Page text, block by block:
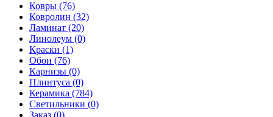
Ковры (76)
Ковролин (32)
Ламинат (20)
Линолеум (0)
Краски (1)
Обои (76)
Карнизы (0)
Плинтуса (0)
Керамика (784)
Светильники (0)